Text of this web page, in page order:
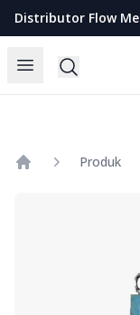
Open menu
Search
Produk